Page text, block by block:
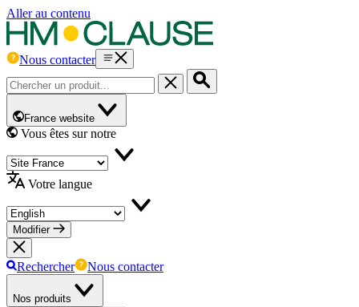
Aller au contenu
Nous contacter
France website
Vous êtes sur notre
Votre langue
Modifier
Rechercher Nous contacter
Nos produits